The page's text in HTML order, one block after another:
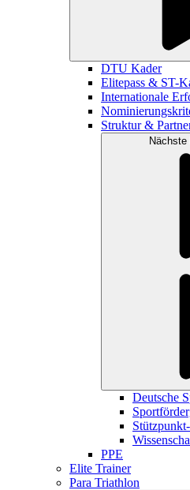
DTU Kader
Elitepass & ST-
Internationale
Struktur &
Deutsche
PPE
Elite Trainer
Para Triathlon